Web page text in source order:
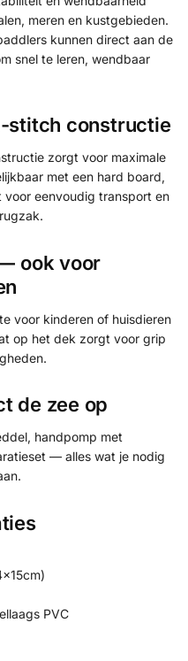
meren en kustgebieden.
kunnen direct aan de
snel te leren, wendbaar
stitch constructie
zorgt voor maximale
met een hard board,
eenvoudig transport en
ook voor
voor kinderen of huisdieren
op het dek zorgt voor grip
de zee op
handpomp met
— alles wat je nodig
PVC